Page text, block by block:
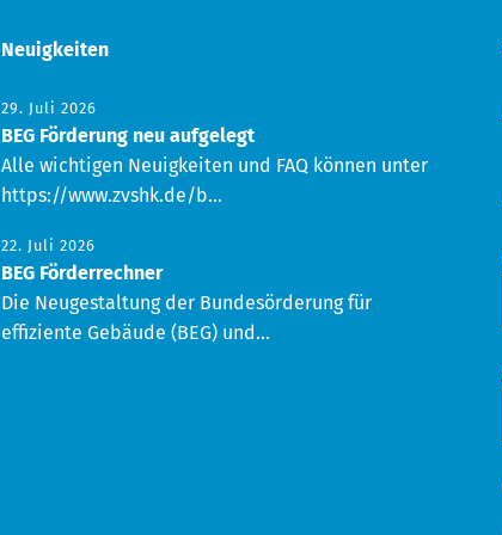
Neuigkeiten
29. Juli 2026
BEG Förderung neu aufgelegt
Alle wichtigen Neuigkeiten und FAQ können unter
https://www.zvshk.de/b...
22. Juli 2026
BEG Förderrechner
Die Neugestaltung der Bundesörderung für
effiziente Gebäude (BEG) und...